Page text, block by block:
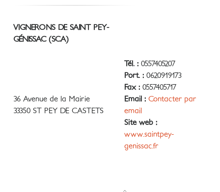
VIGNERONS DE SAINT PEY-
GÉNISSAC (SCA)
36 Avenue de la Mairie
33350 ST PEY DE CASTETS
Tél. : 0557405207
Port. : 0620919173
Fax : 0557405717
Email : Contacter par
email
Site web :
www.saintpey-
genissac.fr